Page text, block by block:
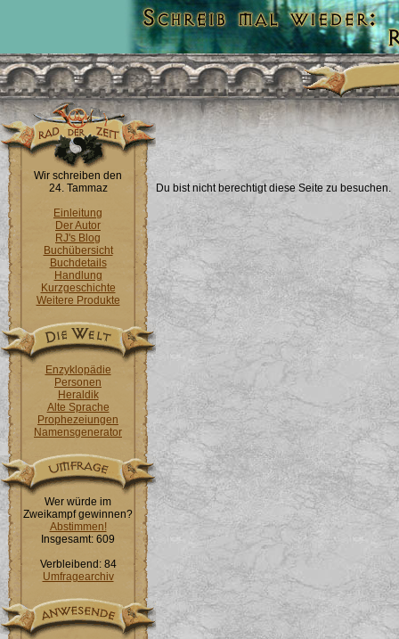
Wir schreiben den
24. Tammaz
Einleitung
Der Autor
RJ's Blog
Buchübersicht
Buchdetails
Handlung
Kurzgeschichte
Weitere Produkte
Enzyklopädie
Personen
Heraldik
Alte Sprache
Prophezeiungen
Namensgenerator
Wer würde im
Zweikampf gewinnen?
Abstimmen!
Insgesamt: 609
Verbleibend: 84
Umfragearchiv
Du bist nicht berechtigt diese Seite zu besuchen.